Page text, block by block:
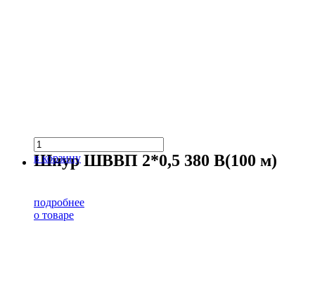
в корзину
Шнур ШВВП 2*0,5 380 В(100 м)
подробнее
о товаре